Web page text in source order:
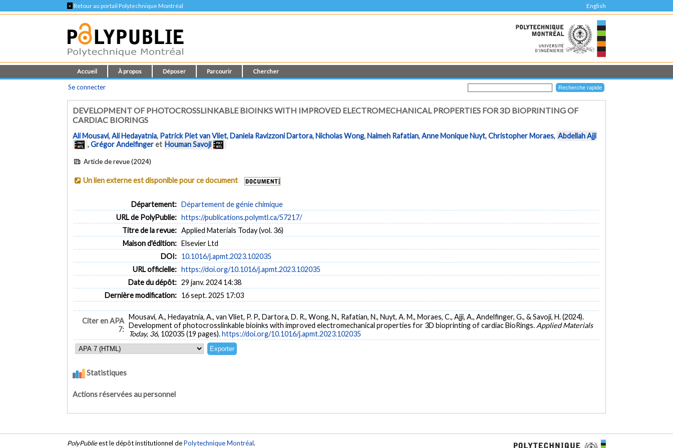
< Retour au portail Polytechnique Montréal English
Accueil À propos Déposer Parcourir Chercher
Se connecter
DEVELOPMENT OF PHOTOCROSSLINKABLE BIOINKS WITH IMPROVED ELECTROMECHANICAL PROPERTIES FOR 3D BIOPRINTING OF
CARDIAC BIORINGS
Ali Mousavi,Ali Hedayatnia, Patrick Piet van Vliet,Daniela Ravizzoni Dartora,Nicholas Wong,Naimeh Rafatian,Anne Monique Nuyt,Christopher Moraes, Abdellah Ajji
,Grégor Andelfingeret Houman Savoji
Article de revue (2024)
Un lien externe est disponible pour ce document
Département: Département de génie chimique
URL de PolyPublie: https://publications.polymtl.ca/57217/
Titre de la revue: Applied Materials Today (vol. 36)
Maison d'édition: Elsevier Ltd
DOI: 10.1016/j.apmt.2023.102035
URL officielle: https://doi.org/10.1016/j.apmt.2023.102035
Date du dépôt: 29 janv. 2024 14:38
Dernière modification: 16 sept. 2025 17:03
Citer en APA
7:
Mousavi, A., Hedayatnia, A., van Vliet, P. P., Dartora, D. R., Wong, N., Rafatian, N., Nuyt, A. M., Moraes, C., Ajji, A., Andelfinger, G., & Savoji, H. (2024).
Development of photocrosslinkable bioinks with improved electromechanical properties for 3D bioprinting of cardiac BioRings. Applied Materials
Today, 36, 102035 (19 pages).https://doi.org/10.1016/j.apmt.2023.102035
Statistiques
Actions réservées au personnel
PolyPublieest le dépôt institutionnel dePolytechnique Montréal.